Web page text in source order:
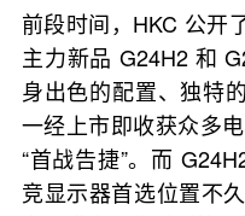
前段时间，HKC 公开
主力新品 G24H2 和
身出色的配置、独特
一经上市即收获众多
“首战告捷”。而
竞显示器首选位置不